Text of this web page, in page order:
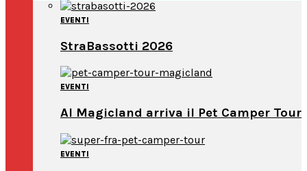
EVENTI
StraBassotti 2026
EVENTI
Al Magicland arriva il Pet Camper Tour
EVENTI